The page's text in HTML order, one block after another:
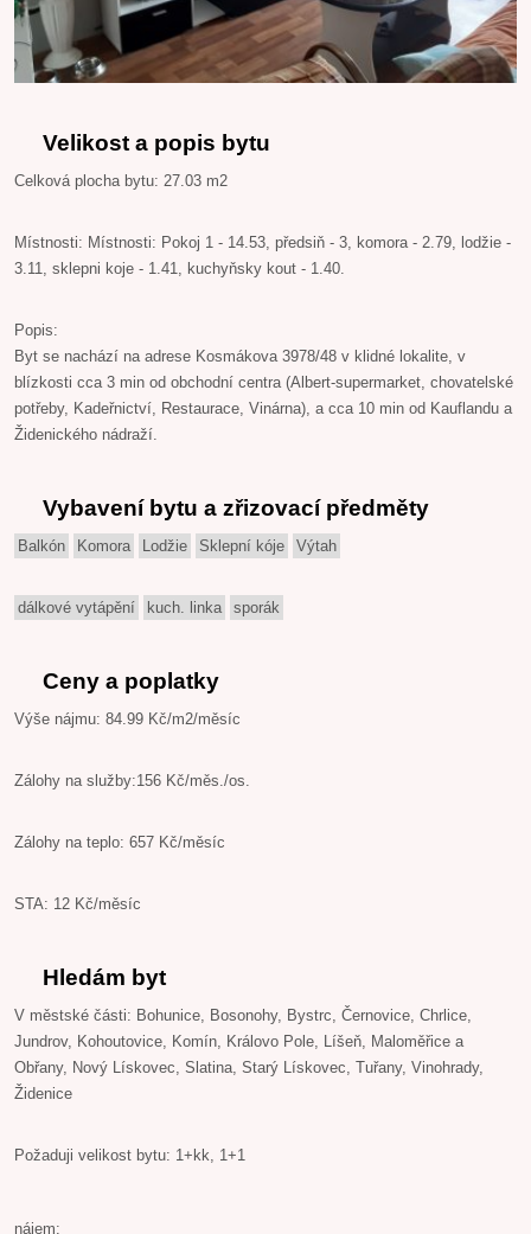
Velikost a popis bytu
Celková plocha bytu: 27.03 m2
Místnosti: Místnosti: Pokoj 1 - 14.53, předsiň - 3, komora - 2.79, lodžie -
3.11, sklepni koje - 1.41, kuchyňsky kout - 1.40.
Popis:
Byt se nachází na adrese Kosmákova 3978/48 v klidné lokalite, v
blízkosti cca 3 min od obchodní centra (Albert-supermarket, chovatelské
potřeby, Kadeřnictví, Restaurace, Vinárna), a cca 10 min od Kauflandu a
Židenického nádraží.
Vybavení bytu a zřizovací předměty
Balkón Komora Lodžie Sklepní kóje Výtah
dálkové vytápění kuch. linka sporák
Ceny a poplatky
Výše nájmu: 84.99 Kč/m2/měsíc
Zálohy na služby:156 Kč/měs./os.
Zálohy na teplo: 657 Kč/měsíc
STA: 12 Kč/měsíc
Hledám byt
V městské části: Bohunice, Bosonohy, Bystrc, Černovice, Chrlice,
Jundrov, Kohoutovice, Komín, Královo Pole, Líšeň, Maloměřice a
Obřany, Nový Lískovec, Slatina, Starý Lískovec, Tuřany, Vinohrady,
Židenice
Požaduji velikost bytu: 1+kk, 1+1
nájem: